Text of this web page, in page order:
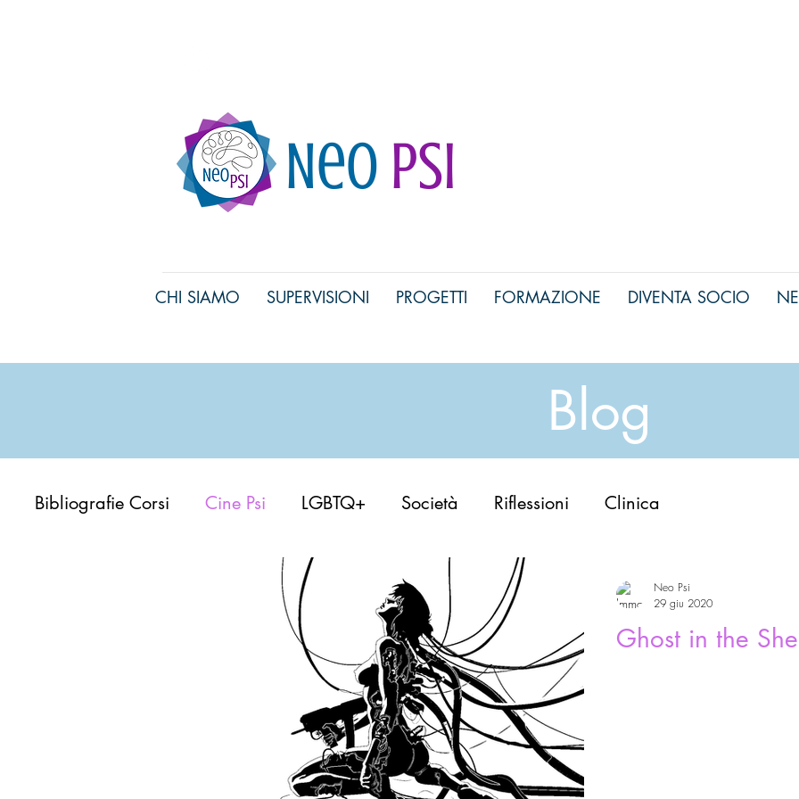
Neo Psi
CHI SIAMO SUPERVISIONI PROGETTI FORMAZIONE DIVENTA SOCIO
Blog
Bibliografie Corsi Cine Psi LGBTQ+ Società Riflessioni Clinica
Ghost in the
Neo Psi
29 giu 2020